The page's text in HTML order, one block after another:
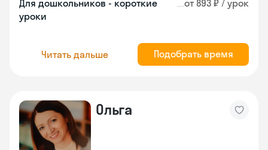
Для дошкольников - короткие
уроки
от 893 ₽ / урок
Читать дальше Подобрать время
Ольга